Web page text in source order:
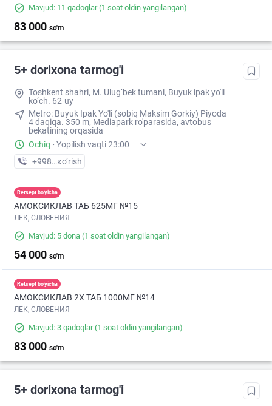
Mavjud: 11 qadoqlar(1 soat oldin yangilangan)
83 000 so'm
5+ dorixona tarmog'i
Toshkent shahri, M. Ulug‘bek tumani, Buyuk ipak yo'li
ko‘ch. 62-uy
Metro: Buyuk Ipak Yo'li (sobiq Maksim Gorkiy) Piyoda
4 daqiqa. 350 m, Mediapark ro'parasida, avtobus
bekatining orqasida
Ochiq · Yopilish vaqti 23:00
+998 (90) XXX-XX-XX
кo’rish
Retsept bo'yicha
АМОКСИКЛАВ ТАБ 625МГ №15
ЛЕК, СЛОВЕНИЯ
Mavjud: 5 dona (1 soat oldin yangilangan)
54 000 so'm
Retsept bo'yicha
АМОКСИКЛАВ 2Х ТАБ 1000МГ №14
ЛЕК, СЛОВЕНИЯ
Mavjud: 3 qadoqlar(1 soat oldin yangilangan)
83 000 so'm
5+ dorixona tarmog'i